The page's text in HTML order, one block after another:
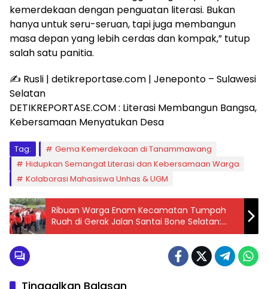
kemerdekaan dengan penguatan literasi. Bukan
hanya untuk seru-seruan, tapi juga membangun
masa depan yang lebih cerdas dan kompak,” tutup
salah satu panitia.
✍️ Rusli | detikreportase.com | Jeneponto – Sulawesi
Selatan
DETIKREPORTASE.COM : Literasi Membangun Bangsa,
Kebersamaan Menyatukan Desa
Tag:
Gema Kemerdekaan di Tanammawang
Hidupkan Semangat Literasi dan Kebersamaan Warga
Kolaborasi Mahasiswa Unhas & UGM
Ribuan Warga Enam Kecamatan Tumpah
Ruah di Gerak Jalan Santai Bone Selatan:
Doorprize Umroh Jadi Sorotan!
Tinggalkan Balasan